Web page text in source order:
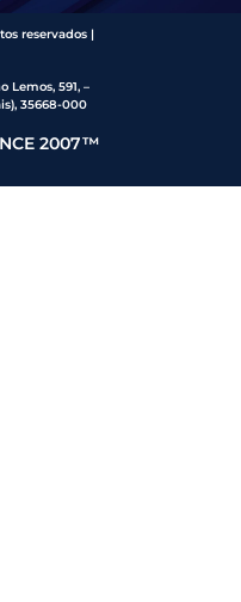
reservados |
Lemos, 591, –
35668-000
2007™